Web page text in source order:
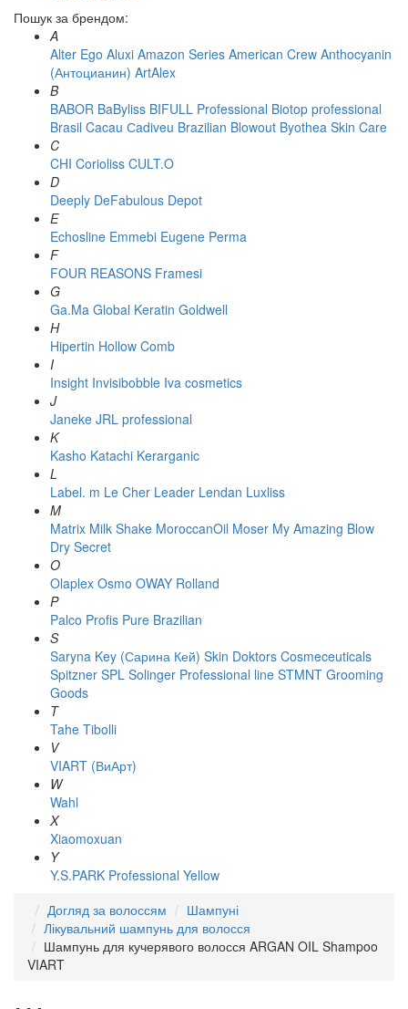
Пошук за брендом:
A
Alter Ego Aluxi Amazon Series American Crew Anthocyanin
(Антоцианин) ArtAlex
B
BABOR BaByliss BIFULL Professional Biotop professional
Brasil Cacau Сadiveu Brazilian Blowout Byothea Skin Care
C
CHI Corioliss CULT.O
D
Deeply DeFabulous Depot
E
Echosline Emmebi Eugene Perma
F
FOUR REASONS Framesi
G
Ga.Ma Global Keratin Goldwell
H
Hipertin Hollow Comb
I
Insight Invisibobble Iva cosmetics
J
Janeke JRL professional
K
Kasho Katachi Kerarganic
L
Label. m Le Cher Leader Lendan Luxliss
M
Matrix Milk Shake MoroccanOil Moser My Amazing Blow
Dry Secret
O
Olaplex Osmo OWAY Rolland
P
Palco Profis Pure Brazilian
S
Saryna Key (Сарина Кей) Skin Doktors Cosmeceuticals
Spitzner SPL Solinger Professional line STMNT Grooming
Goods
T
Tahe Tibolli
V
VIART (ВиАрт)
W
Wahl
X
Xiaomoxuan
Y
Y.S.PARK Professional Yellow
Догляд за волоссям
Шампуні
Лікувальний шампунь для волосся
Шампунь для кучерявого волосся ARGAN OIL Shampoo
VIART